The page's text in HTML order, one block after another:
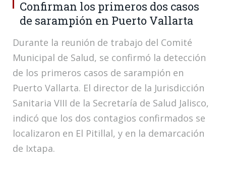
Confirman los primeros dos casos
de sarampión en Puerto Vallarta
Durante la reunión de trabajo del Comité
Municipal de Salud, se confirmó la detección
de los primeros casos de sarampión en
Puerto Vallarta. El director de la Jurisdicción
Sanitaria VIII de la Secretaría de Salud Jalisco,
indicó que los dos contagios confirmados se
localizaron en El Pitillal, y en la demarcación
de Ixtapa.